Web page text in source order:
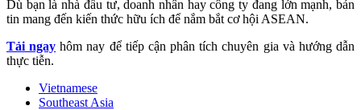
Dù bạn là nhà đầu tư, doanh nhân hay công ty đang lớn mạnh, bản
tin mang đến kiến thức hữu ích để nắm bắt cơ hội ASEAN.
Tải ngay hôm nay để tiếp cận phân tích chuyên gia và hướng dẫn
thực tiễn.
Vietnamese
Southeast Asia